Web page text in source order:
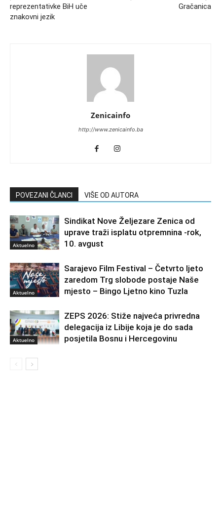
reprezentativke BiH uče
znakovni jezik
Gračanica
Zenicainfo
http://www.zenicainfo.ba
POVEZANI ČLANCI VIŠE OD AUTORA
Aktuelno
Sindikat Nove Željezare Zenica od
uprave traži isplatu otpremnina -rok,
10. avgust
Aktuelno
Sarajevo Film Festival – Četvrto ljeto
zaredom Trg slobode postaje Naše
mjesto – Bingo Ljetno kino Tuzla
Aktuelno
ZEPS 2026: Stiže najveća privredna
delegacija iz Libije koja je do sada
posjetila Bosnu i Hercegovinu